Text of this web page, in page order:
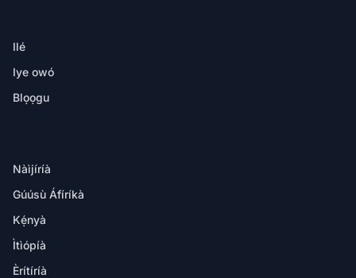
Ilé
Iye owó
Blọọgu
Nàìjíríà
Gúúsù Áfíríkà
Kẹ́nyà
Ìtìópíà
Èrítíríà